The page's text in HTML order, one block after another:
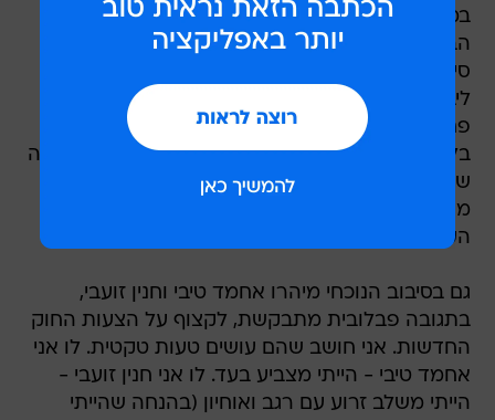
במחנה הליברלי של הליכוד (אותו מחנה שמאז
הבחירות האחרונות מונה בעיקר את רובי ריבלין),
סיבך את ראש הממשלה במרוץ מיותר עם אביגדור
ליברמן על התואר "המנהיג הימני באמת", הכניס
פחד ואימה למערכת המשפט וזכה להד תקשורתי
בלתי רגיל. לא מן הנמנע שחלק מההצלחה המדהימה
של האגף הימני בליכוד בפריימריז האחרונים נובע
מגל החקיקה הזה (שרובו בסוף נותר על שולחן
העריכה של הכנסת).
גם בסיבוב הנוכחי מיהרו אחמד טיבי וחנין זועבי,
בתגובה פבלובית מתבקשת, לקצוף על הצעות החוק
החדשות. אני חושב שהם עושים טעות טקטית. לו אני
אחמד טיבי - הייתי מצביע בעד. לו אני חנין זועבי -
הייתי משלב זרוע עם רגב ואוחיון (בהנחה שהייתי